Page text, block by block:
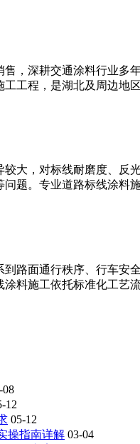
，深耕交通涂料行业
工工程，是湖北及周边
大，对标线耐磨度、
问题。专业道路标线涂
路面通行秩序、行车
涂料施工依托标准化工
08
12
05-12
操指南详解 03-04